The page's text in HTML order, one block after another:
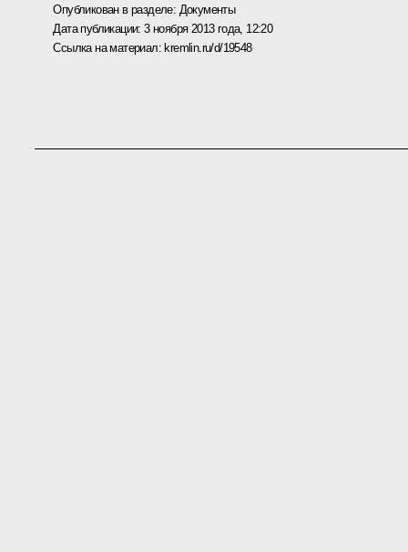
Опубликован в разделе: Документы
Дата публикации:3 ноября 2013 года, 12:20
Ссылка на материал: kremlin.ru/d/19548